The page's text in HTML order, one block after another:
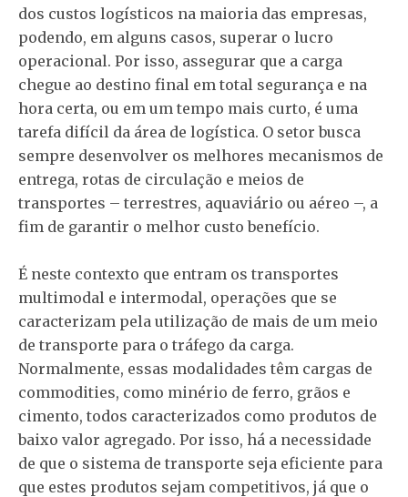
dos custos logísticos na maioria das empresas,
podendo, em alguns casos, superar o lucro
operacional. Por isso, assegurar que a carga
chegue ao destino final em total segurança e na
hora certa, ou em um tempo mais curto, é uma
tarefa difícil da área de logística. O setor busca
sempre desenvolver os melhores mecanismos de
entrega, rotas de circulação e meios de
transportes – terrestres, aquaviário ou aéreo –, a
fim de garantir o melhor custo benefício.
É neste contexto que entram os transportes
multimodal e intermodal, operações que se
caracterizam pela utilização de mais de um meio
de transporte para o tráfego da carga.
Normalmente, essas modalidades têm cargas de
commodities, como minério de ferro, grãos e
cimento, todos caracterizados como produtos de
baixo valor agregado. Por isso, há a necessidade
de que o sistema de transporte seja eficiente para
que estes produtos sejam competitivos, já que o